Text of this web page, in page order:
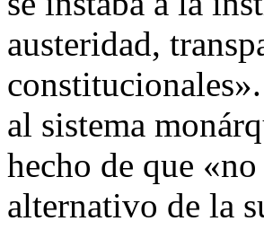
austeridad,
al sistema
hecho de que
alternativo de la